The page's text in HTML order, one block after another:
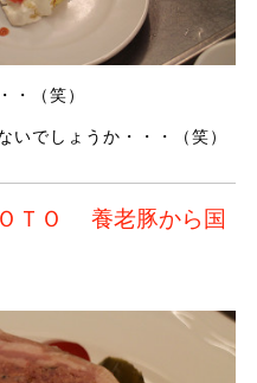
・（笑）
いでしょうか・・・（笑）
ＴＯ 養老豚から国